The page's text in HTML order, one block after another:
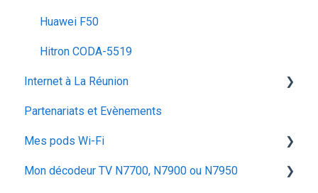
Huawei F50
Hitron CODA‑5519
Internet à La Réunion
La fibre optique
Partenariats et Evènements
Mes pods Wi-Fi
Huawei OptiXstar K153
Mon décodeur TV N7700, N7900 ou N7950